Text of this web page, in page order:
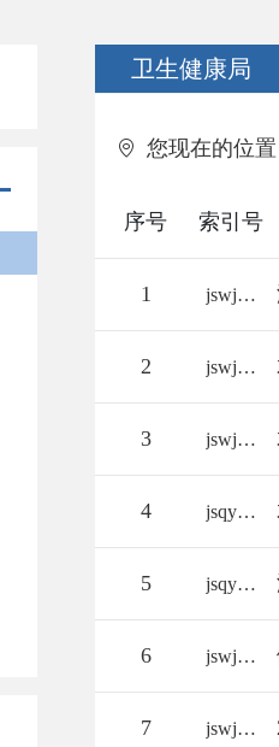
卫生健康局
您现在的位置
序号 索引号
1 jswjj/2026-2390573
2 jswjj/2026-2378648
3 jswjj/2026-2374587
4 jsqylbzj/2026-2373950
5 jsqylbzj/2026-2373927
6 jswjj/2026-2374330
7 jswjj/2026-2371340